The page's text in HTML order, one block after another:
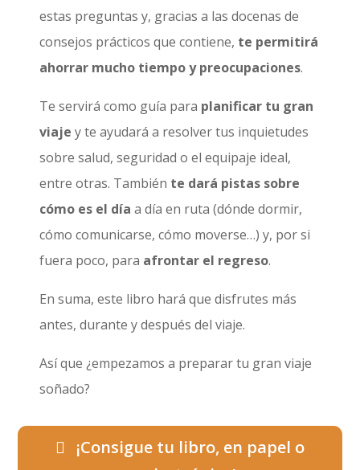
estas preguntas y, gracias a las docenas de
consejos prácticos que contiene, te permitirá
ahorrar mucho tiempo y preocupaciones.
Te servirá como guía para planificar tu gran
viaje y te ayudará a resolver tus inquietudes
sobre salud, seguridad o el equipaje ideal,
entre otras. También te dará pistas sobre
cómo es el día a día en ruta (dónde dormir,
cómo comunicarse, cómo moverse…) y, por si
fuera poco, para afrontar el regreso.
En suma, este libro hará que disfrutes más
antes, durante y después del viaje.
Así que ¿empezamos a preparar tu gran viaje
soñado?
¡Consigue tu libro, en papel o